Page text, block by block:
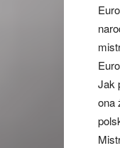
Jak
ona